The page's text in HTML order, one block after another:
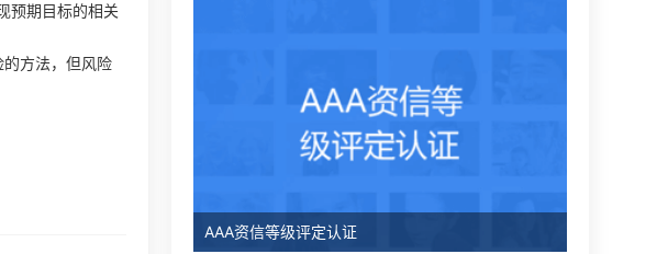
预期目标的相关
方法，但风险
AAA资信等级评定认证